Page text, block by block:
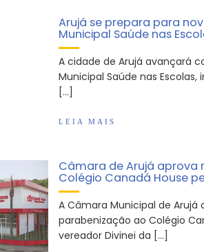
Arujá se prepara para
Municipal Saúde nas
A cidade de Arujá avançará
Municipal Saúde nas
[…]
LEIA MAIS
Câmara de Arujá
Colégio Canadá House
A Câmara Municipal de
parabenização ao Colégio
vereador Divinei da […]